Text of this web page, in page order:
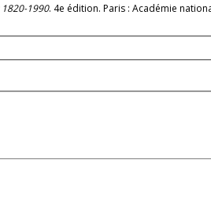
1990. 4e édition. Paris : Académie